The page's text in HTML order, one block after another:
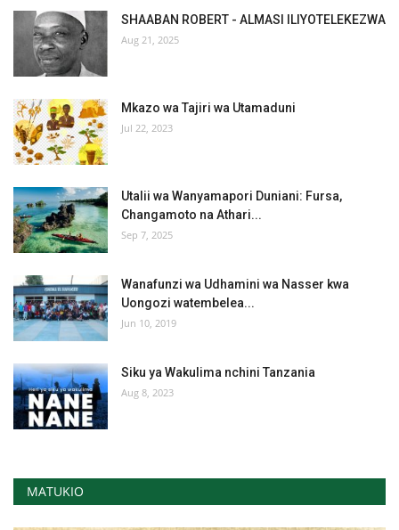
SHAABAN ROBERT - ALMASI ILIYOTELEKEZWA
Aug 21, 2025
Mkazo wa Tajiri wa Utamaduni
Jul 22, 2023
Utalii wa Wanyamapori Duniani: Fursa,
Changamoto na Athari...
Sep 7, 2025
Wanafunzi wa Udhamini wa Nasser kwa
Uongozi watembelea...
Jun 10, 2019
Siku ya Wakulima nchini Tanzania
Aug 8, 2023
MATUKIO